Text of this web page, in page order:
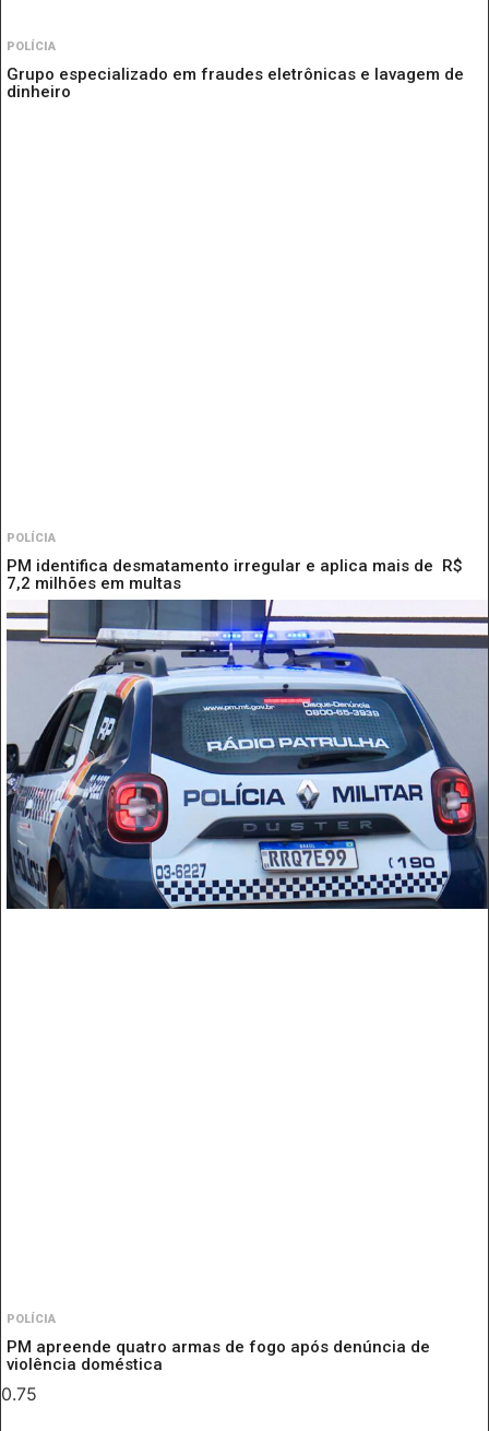
POLÍCIA
Grupo especializado em fraudes eletrônicas e lavagem de
dinheiro
POLÍCIA
PM identifica desmatamento irregular e aplica mais de R$
7,2 milhões em multas
POLÍCIA
PM apreende quatro armas de fogo após denúncia de
violência doméstica